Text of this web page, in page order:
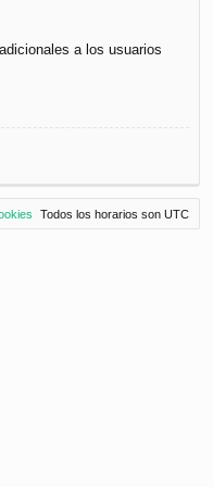
a los usuarios
Todos los horarios son UTC